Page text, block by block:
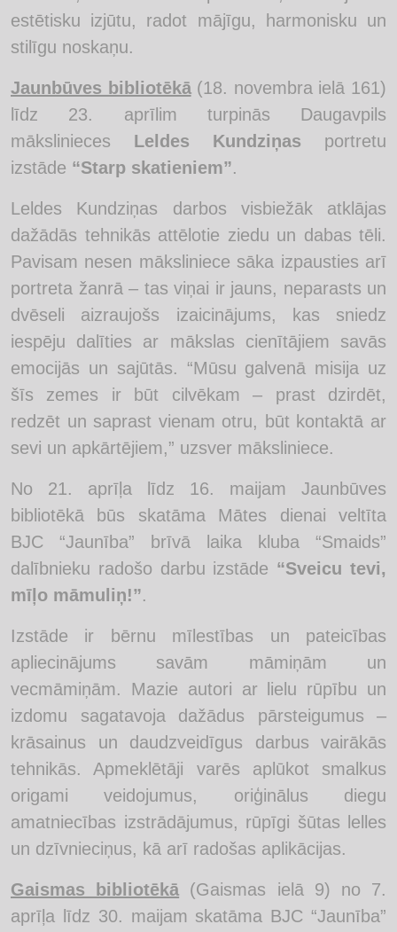
estētisku izjūtu, radot mājīgu, harmonisku un
stilīgu noskaņu.
Jaunbūves bibliotēkā (18. novembra ielā 161)
līdz 23. aprīlim turpinās Daugavpils
mākslinieces Leldes Kundziņas portretu
izstāde “Starp skatieniem”.
Leldes Kundziņas darbos visbiežāk atklājas
dažādās tehnikās attēlotie ziedu un dabas tēli.
Pavisam nesen māksliniece sāka izpausties arī
portreta žanrā – tas viņai ir jauns, neparasts un
dvēseli aizraujošs izaicinājums, kas sniedz
iespēju dalīties ar mākslas cienītājiem savās
emocijās un sajūtās. “Mūsu galvenā misija uz
šīs zemes ir būt cilvēkam – prast dzirdēt,
redzēt un saprast vienam otru, būt kontaktā ar
sevi un apkārtējiem,” uzsver māksliniece.
No 21. aprīļa līdz 16. maijam Jaunbūves
bibliotēkā būs skatāma Mātes dienai veltīta
BJC “Jaunība” brīvā laika kluba “Smaids”
dalībnieku radošo darbu izstāde “Sveicu tevi,
mīļo māmuliņ!”.
Izstāde ir bērnu mīlestības un pateicības
apliecinājums savām māmiņām un
vecmāmiņām. Mazie autori ar lielu rūpību un
izdomu sagatavoja dažādus pārsteigumus –
krāsainus un daudzveidīgus darbus vairākās
tehnikās. Apmeklētāji varēs aplūkot smalkus
origami veidojumus, oriģinālus diegu
amatniecības izstrādājumus, rūpīgi šūtas lelles
un dzīvnieciņus, kā arī radošas aplikācijas.
Gaismas bibliotēkā (Gaismas ielā 9) no 7.
aprīļa līdz 30. maijam skatāma BJC “Jaunība”